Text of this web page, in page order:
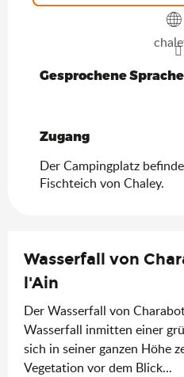
Gesprochene
Gesprochene
Zugang
Zugang
Der Campingplatz
Fischteich von Chaley.
Wasserfall von
l'Ain
Der Wasserfall von
Wasserfall inmitten einer
sich in seiner ganzen Höhe
Vegetation vor dem Blick...